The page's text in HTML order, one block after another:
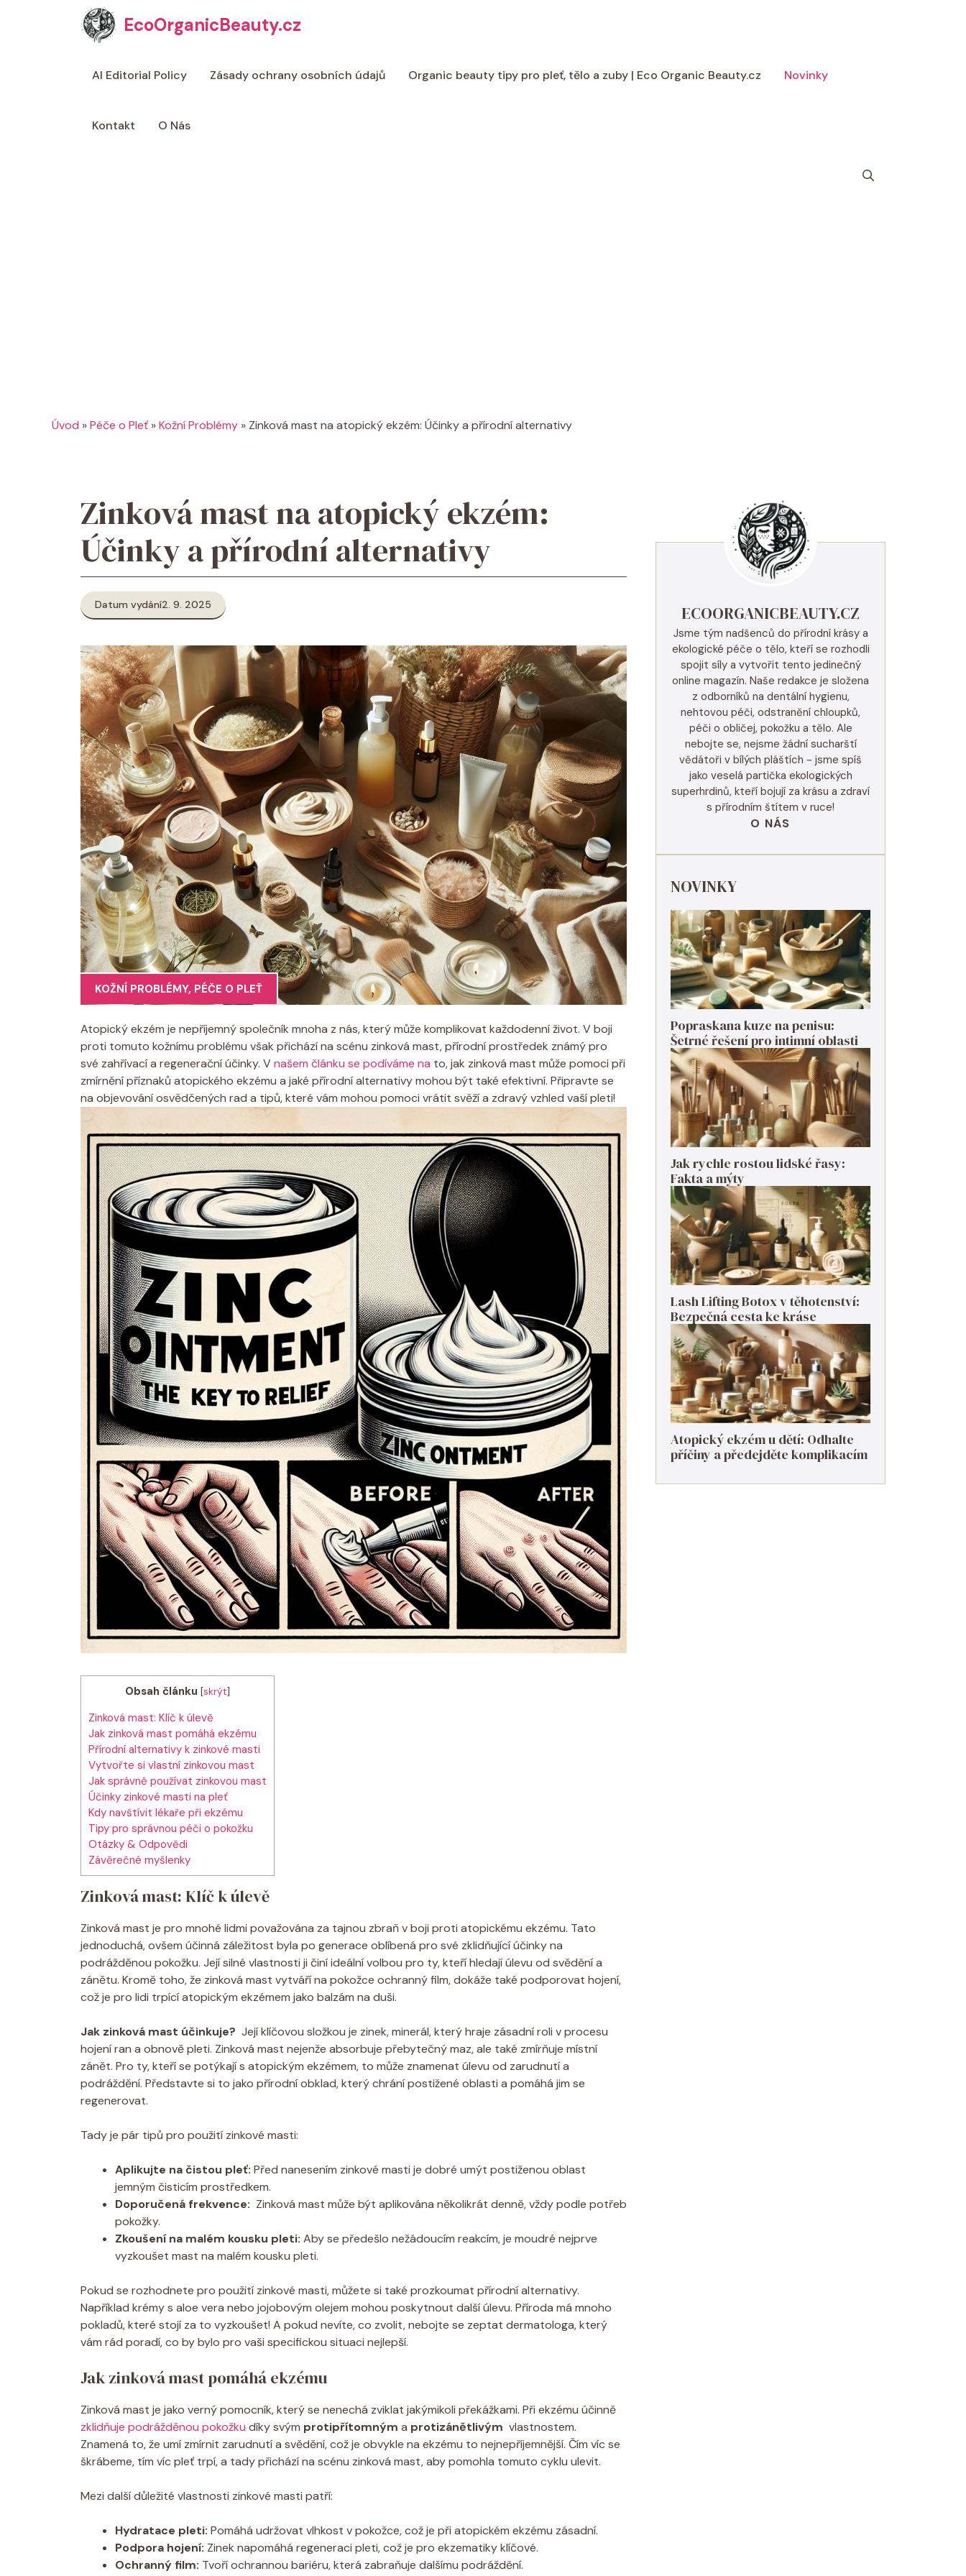
EcoOrganicBeauty.cz
AI Editorial Policy Zásady ochrany osobních údajů Organic beauty tipy pro pleť, tělo a zuby | Eco Organic Beauty.cz Novinky
Kontakt O Nás
Úvod »Péče o Pleť »Kožní Problémy » Zinková mast na atopický ekzém: Účinky a přírodní alternativy
Zinková mast na atopický ekzém:
Účinky a přírodní alternativy
Datum vydání2. 9. 2025
KOŽNÍ PROBLÉMY, PÉČE O PLEŤ
Atopický ekzém‍ je nepříjemný společník mnoha​ z nás, který může‌ komplikovat každodenní život. ⁢V boji
proti tomuto kožnímu problému ⁤však přichází na scénu zinková mast,⁤ přírodní⁢ prostředek známý pro
své zahřívací a regenerační účinky. V ‌našem článku se podíváme na to, ​jak ⁢zinková mast může pomoci při
zmírnění příznaků atopického ekzému a ⁣jaké přírodní alternativy mohou být‍ také efektivní. Připravte se
na objevování osvědčených rad‌ a tipů, které ​vám mohou pomoci vrátit svěží a zdravý vzhled vaší pleti!
Obsah článku [skrýt]
Zinková mast: ‌Klíč k úlevě
Jak zinková mast pomáhá ⁢ekzému
Přírodní alternativy k‌ zinkové masti
Vytvořte si vlastní zinkovou mast
Jak správně používat zinkovou ⁤mast
Účinky⁢ zinkové masti na pleť
Kdy navštívit lékaře při ekzému
Tipy pro správnou péči ⁣o pokožku
Otázky & Odpovědi
Závěrečné myšlenky
Zinková mast: ‌Klíč k úlevě
Zinková mast⁣ je pro ‍mnohé lidmi považována za tajnou‍ zbraň v boji ⁤proti atopickému ⁢ekzému. Tato
jednoduchá,⁢ ovšem ‌účinná záležitost⁢ byla po ​generace ​oblíbená pro své zklidňující‌ účinky na
‌podrážděnou ⁣pokožku. Její‍ silné‌ vlastnosti ji činí ideální ‌volbou⁤ pro‌ ty, kteří hledají úlevu od svědění a
zánětu. Kromě ⁣toho, že zinková mast vytváří ⁤na ⁤pokožce ochranný film, dokáže také podporovat hojení,
což​ je‌ pro lidi trpící atopickým ekzémem jako balzám na duši.
Jak zinková mast účinkuje? ⁣ Její klíčovou složkou je​ zinek, ⁣minerál, který hraje ⁤zásadní roli v procesu
hojení ran a obnově pleti. Zinková mast nejenže absorbuje ​přebytečný maz, ale také zmírňuje místní
zánět. ‌Pro ty, kteří se potýkají⁢ s atopickým ekzémem, to⁤ může znamenat ‌úlevu od zarudnutí a
podráždění. ‍Představte si to ‍jako přírodní obklad, který chrání postižené⁢ oblasti a⁣ pomáhá ‍jim⁤ se
regenerovat.
Tady ​je pár tipů pro ⁢použití zinkové masti:
Aplikujte na čistou pleť: ‍Před nanesením ⁢zinkové​ masti⁢ je ​dobré umýt postiženou oblast
jemným čisticím prostředkem.
Doporučená frekvence: ⁢ Zinková mast může být aplikována několikrát ​denně, vždy podle ⁢potřeb​
pokožky.
Zkoušení na malém kousku pleti: Aby⁤ se předešlo nežádoucím reakcím, je moudré nejprve
vyzkoušet ​mast⁣ na malém kousku pleti.
Pokud se ​rozhodnete pro ​použití zinkové masti, můžete si také prozkoumat přírodní​ alternativy.
Například krémy s⁣ aloe vera nebo jojobovým olejem mohou poskytnout další úlevu. ⁣Příroda má mnoho
pokladů,⁢ které stojí za to ⁤vyzkoušet!​ A ​pokud nevíte,⁤ co zvolit, nebojte se zeptat dermatologa, ⁤který
vám rád poradí, co by bylo pro ⁣vaši specifickou situaci nejlepší.
Jak zinková mast pomáhá ⁢ekzému
Zinková mast je jako verný⁤ pomocník, ‌který se nenechá zviklat jakýmikoli překážkami. Při ekzému‍ účinně
zklidňuje podrážděnou pokožku díky⁢ svým protipřítomným ⁢a protizánětlivým ​ vlastnostem.
Znamená to, ‍že umí zmírnit ​zarudnutí a svědění,​ což je obvykle ​na ekzému to nejnepříjemnější. Čím víc‌ se
škrábeme, tím ⁤víc pleť trpí, ‌a tady přichází na scénu zinková mast, ⁣aby pomohla ‌tomuto​ cyklu ulevit.
Mezi ⁢další důležité‌ vlastnosti ⁤zinkové masti patří:
Hydratace pleti: Pomáhá udržovat vlhkost v⁣ pokožce, což je při atopickém ekzému zásadní.
Podpora hojení: Zinek napomáhá regeneraci pleti,⁢ což je pro ekzematiky klíčové.
Ochranný film: Tvoří ochrannou bariéru, která ⁤zabraňuje dalšímu podráždění.
ECOORGANICBEAUTY.CZ
Jsme tým nadšenců do přírodní krásy a
ekologické péče o tělo, kteří se rozhodli
spojit síly a vytvořit tento jedinečný
online magazín. Naše redakce je složena
z odborníků na dentální hygienu,
nehtovou péči, odstranění chloupků,
péči o obličej, pokožku a tělo. Ale
nebojte se, nejsme žádní sucharští
vědátoři v bílých pláštích - jsme spíš
jako veselá partička ekologických
superhrdinů, kteří bojují za krásu a zdraví
s přírodním štítem v ruce!
O NÁS
NOVINKY
Popraskana kuze na penisu:
Šetrné řešení pro intimní oblasti
Jak rychle rostou lidské řasy:
Fakta a mýty
Lash Lifting Botox v těhotenství:
Bezpečná cesta ke kráse
Atopický ekzém u dětí: Odhalte
příčiny a předejděte komplikacím